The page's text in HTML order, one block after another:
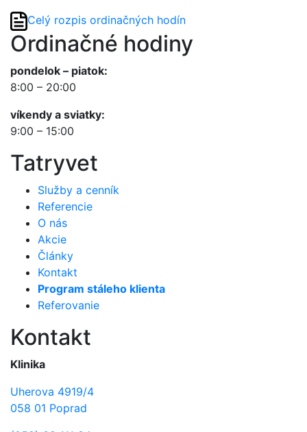
Celý rozpis ordinačných hodín
Ordinačné hodiny
pondelok – piatok:
8:00 – 20:00
víkendy a sviatky:
9:00 – 15:00
Tatryvet
Služby a cenník
Referencie
O nás
Akcie
Články
Kontakt
Program stáleho klienta
Referovanie
Kontakt
Klinika
Uherova 4919/4
058 01 Poprad